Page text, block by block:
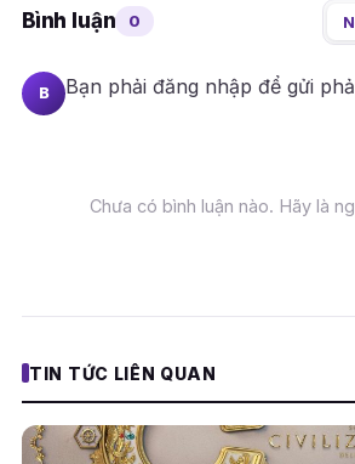
Bình luận 0
B Bạn phải đăng nhập để gửi
Chưa có bình luận nào. Hãy là
TIN TỨC LIÊN QUAN